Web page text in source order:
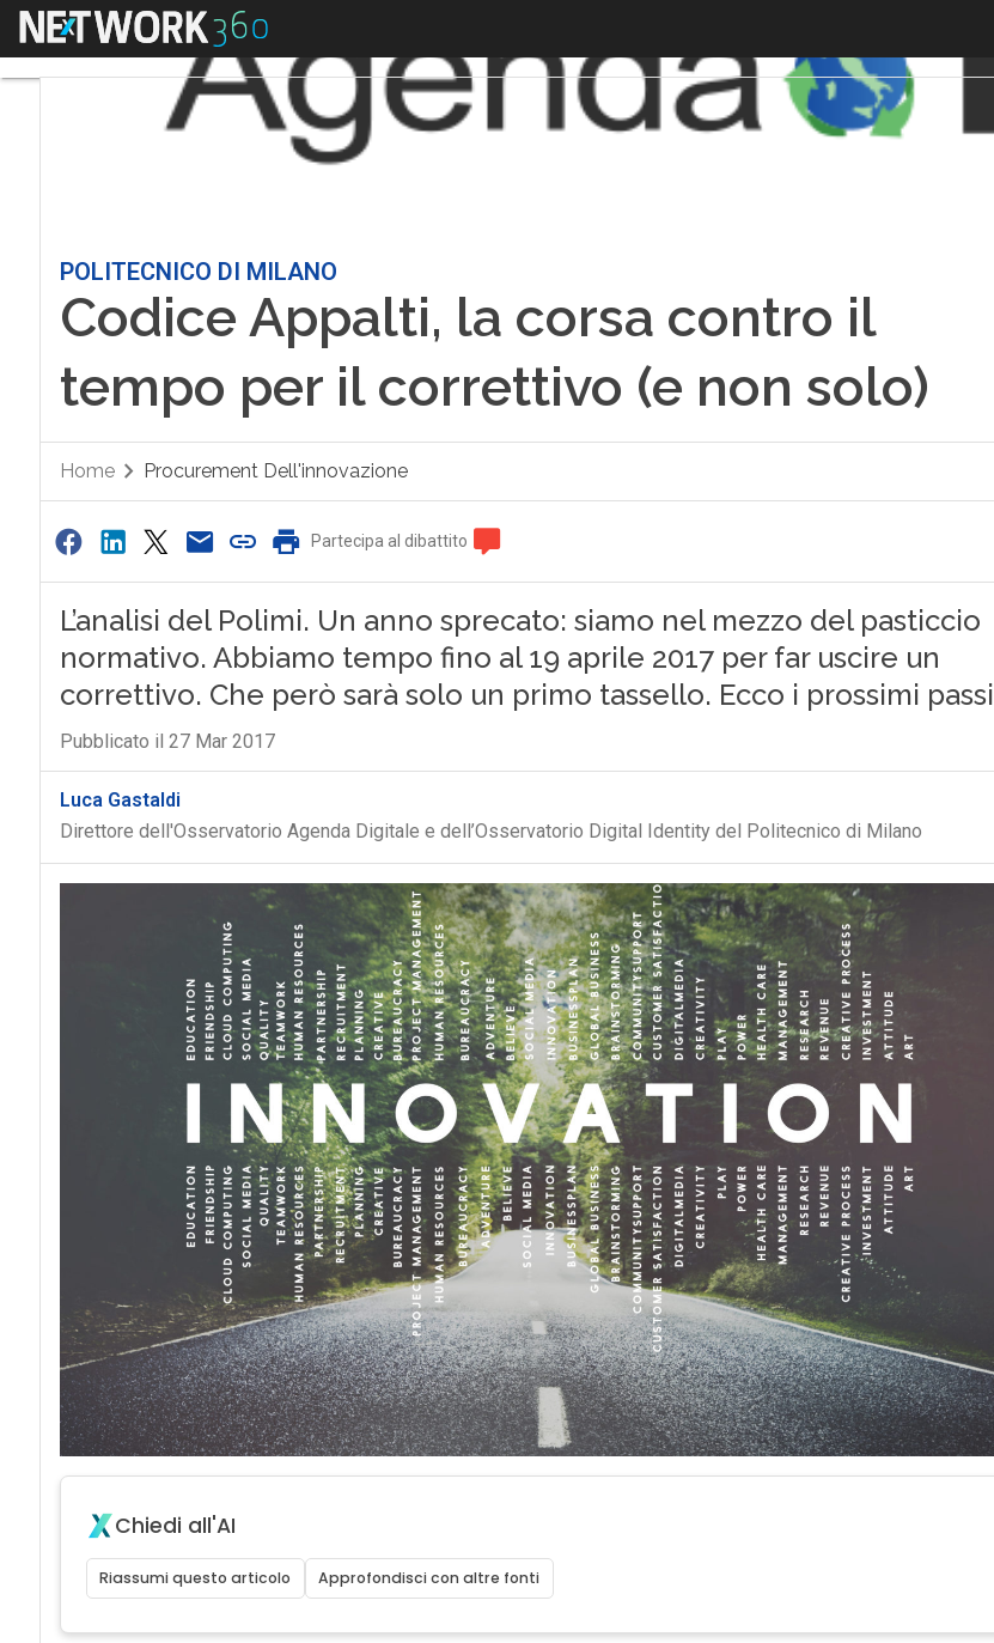
Menu
POLITECNICO DI MILANO
Codice Appalti, la corsa contro il
tempo per il correttivo (e non solo)
Home Procurement Dell'innovazione
Partecipa al dibattito
L’analisi del Polimi. Un anno sprecato: siamo nel mezzo del pasticcio
normativo. Abbiamo tempo fino al 19 aprile 2017 per far uscire un
correttivo. Che però sarà solo un primo tassello. Ecco i prossimi passi
Pubblicato il 27 Mar 2017
Luca Gastaldi
Direttore dell'Osservatorio Agenda Digitale e dell’Osservatorio Digital Identity del Politecnico di Milano
Chiedi all'AI
Riassumi questo articolo Approfondisci con altre fonti